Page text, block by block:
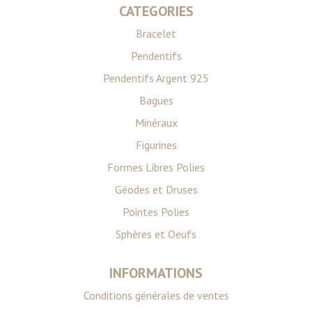
CATEGORIES
Bracelet
Pendentifs
Pendentifs Argent 925
Bagues
Minéraux
Figurines
Formes Libres Polies
Géodes et Druses
Pointes Polies
Sphères et Oeufs
INFORMATIONS
Conditions générales de ventes